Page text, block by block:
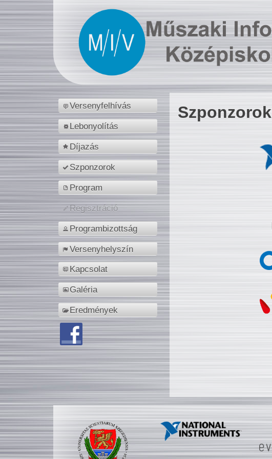
Versenyfelhívás
Lebonyolítás
Díjazás
Szponzorok
Program
Regisztráció
Programbizottság
Versenyhelyszín
Kapcsolat
Galéria
Eredmények
Szponzorok